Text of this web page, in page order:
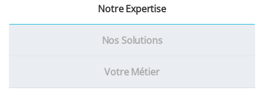
Notre Expertise
Nos Solutions
Votre Métier